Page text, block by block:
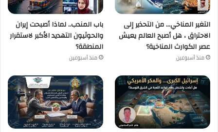
التغير المناخي… من التحذير إلى
الاحتراق ، هل أصبح العالم يعيش
عصر الكوارث المناخية؟
منذ أسبوعين
باب المندب.. لماذا أصبحت إيران
والحوثيون التهديد الأكبر لاستقرار
المنطقة؟
منذ أسبوعين